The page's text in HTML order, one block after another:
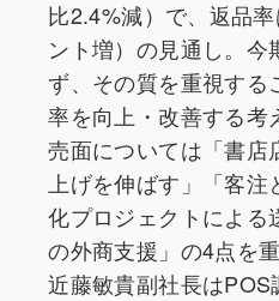
比2.4%減）で、返品
ント増）の見通し。今
ず、その質を重視する
率を向上・改善する考
売面については「書店
上げを伸ばす」「客注
化プロジェクトによる
の外商支援」の4点を
近藤敏貴副社長は